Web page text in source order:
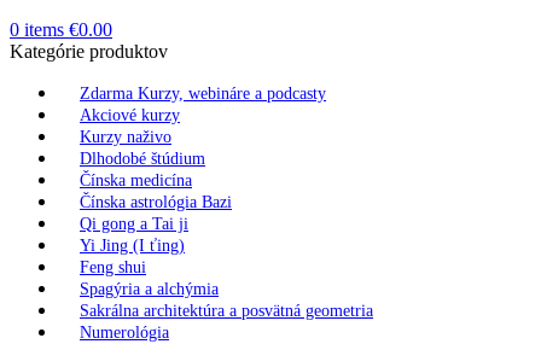
0 items €0.00
Kategórie produktov
Zdarma Kurzy, webináre a podcasty
Akciové kurzy
Kurzy naživo
Dlhodobé štúdium
Čínska medicína
Čínska astrológia Bazi
Qi gong a Tai ji
Yi Jing (I ťing)
Feng shui
Spagýria a alchýmia
Sakrálna architektúra a posvätná geometria
Numerológia